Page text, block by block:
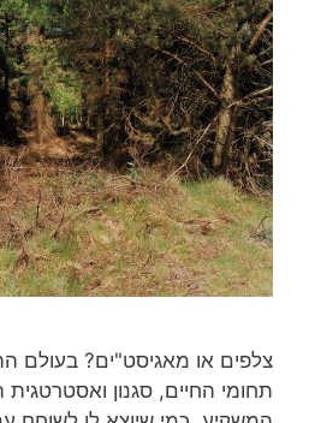
צלפים או מאגיסט"ים? בעולם
תחומי החיים, סגנון